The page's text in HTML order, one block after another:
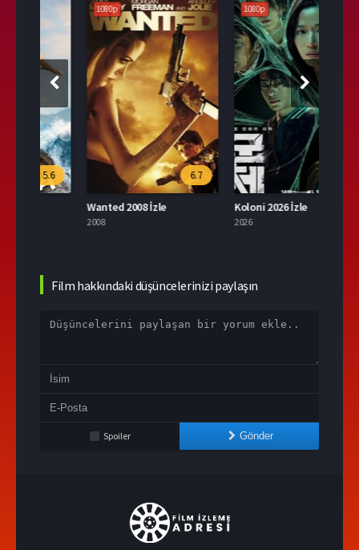
6.7
Wanted 2008 İzle
1080p
9.6
Koloni 2026 İzle
Film hakkındaki düşüncelerinizi paylaşın
Spoiler Gönder